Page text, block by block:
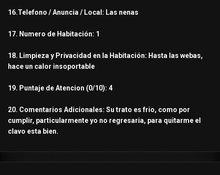
16.Telefono / Anuncia / Local: Las nenas
17. Numero de Habitación: 1
18. Limpieza y Privacidad en la Habitación: Hasta las webas,
hace un calor insoportable
19. Puntaje de Atencion (0/10): 4
20. Comentarios Adicionales: Su trato es frio, como por
cumplir, particularmente yo no regresaria, para quitarme el
clavo esta bien.